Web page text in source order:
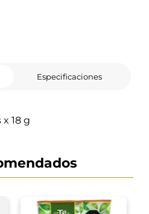
Especificaciones
18 g